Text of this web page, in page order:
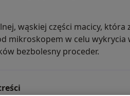
wąskiej części macicy, która
mikroskopem w celu wykrycia
bezbolesny proceder.